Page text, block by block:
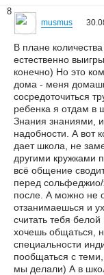
8
musmus
В плане
естественно
конечно) Но это
дома - меня
сосредоточиться
ребенка я отдам в
Знания знаниями,
надобности. А вот
дает школа, не
другими кружками
всё общение
перед
после. А можно не
отзанимаешься и
считать тебя
хочешь общаться,
специальности
пообщаться с
мы делали) А в